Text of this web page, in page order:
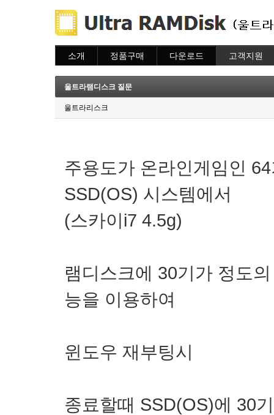
소개 정품구매
주문조회
이용안내
다운로드 고객지원
질문하기
울트라램디스크 질문
울트라리스크
주용도가 온라인게임인
SSD(OS) 시스템에서
(스카이i7 4.5g)
램디스크에 30기가 정도
능을 이용하여
윈도우 재부팅시
종료할때 SSD(OS)에 30